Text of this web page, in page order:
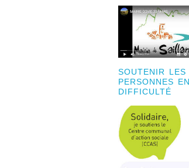
SOUTENIR LES
PERSONNES EN
DIFFICULTÉ